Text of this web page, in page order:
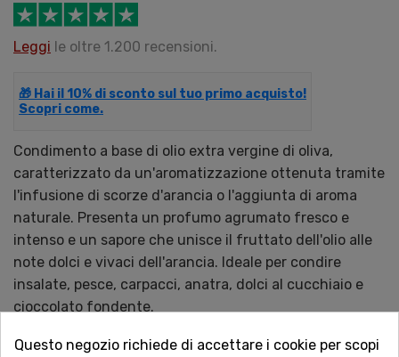
Leggi le oltre 1.200 recensioni.
🎁 Hai il 10% di sconto sul tuo primo acquisto!
Scopri come.
Condimento a base di olio extra vergine di oliva,
caratterizzato da un'aromatizzazione ottenuta tramite
l'infusione di scorze d'arancia o l'aggiunta di aroma
naturale. Presenta un profumo agrumato fresco e
intenso e un sapore che unisce il fruttato dell'olio alle
note dolci e vivaci dell'arancia. Ideale per condire
insalate, pesce, carpacci, anatra, dolci al cucchiaio e
cioccolato fondente.
Questo negozio richiede di accettare i cookie per scopi